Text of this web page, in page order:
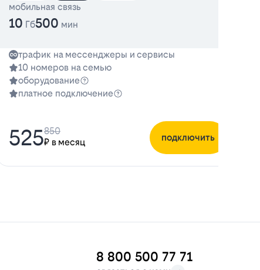
мобильная связь
10 Гб500 мин
трафик на мессенджеры и сервисы
10 номеров на семью
оборудование
платное подключение
525₽ в месяц
850
подключить
8 800 500 77 71